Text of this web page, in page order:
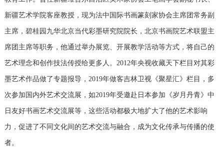
新疆艺术学院客座教授，现为法中国际书画篆刻家协会主席团常务副
主席，碧桂园九华北京当代彩墨研究院院长，北京书画院艺术联盟主
席团主席等职务，他通过举办展览、开展教学活动等方式，将自己的
艺术理念和创作技法传授给更多人。2012年央视收藏天下栏目对其彩
墨艺术作品做了专题报导，2019年做客吉林卫视《聚星汇》栏目，多
次参加国内外艺术交流展，如2019年受邀赴日本参加《岁月丹青》中
日友好书画艺术交流展等，这些活动都极大地扩大了他的艺术影响
力，促进了不同文化间的艺术交流与融合，成为文化传承与传播的使
者。